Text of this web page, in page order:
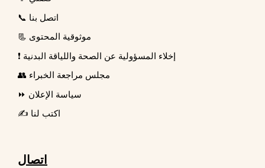
📞 اتصل بنا
📃 موثوقية المحتوى
❗ إخلاء المسؤولية عن الصحة واللياقة البدنية
👥 مجلس مراجعة الخبراء
⏩ سياسة الإعلان
✍️ اكتب لنا
اتصال